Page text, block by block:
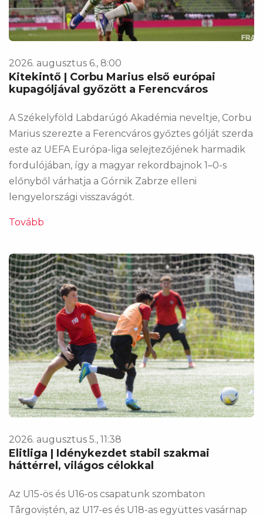
2026. augusztus 6., 8:00
Kitekintő | Corbu Marius első európai
kupagóljával győzött a Ferencváros
A Székelyföld Labdarúgó Akadémia neveltje, Corbu
Marius szerezte a Ferencváros győztes gólját szerda
este az UEFA Európa-liga selejtezőjének harmadik
fordulójában, így a magyar rekordbajnok 1–0-s
előnyből várhatja a Górnik Zabrze elleni
lengyelországi visszavágót.
Tovább
2026. augusztus 5., 11:38
Elitliga | Idénykezdet stabil szakmai
háttérrel, világos célokkal
Az U15-ös és U16-os csapatunk szombaton
Târgoviștén, az U17-es és U18-as együttes vasárnap